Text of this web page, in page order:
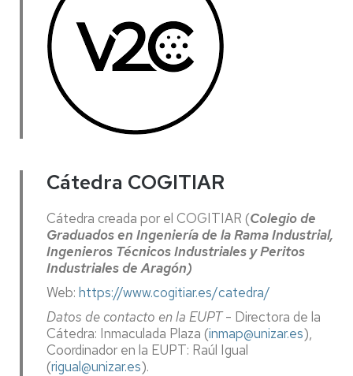
Cátedra COGITIAR
Cátedra creada por el COGITIAR (Colegio de
Graduados en Ingeniería de la Rama Industrial,
Ingenieros Técnicos Industriales y Peritos
Industriales de Aragón)
Web: https://www.cogitiar.es/catedra/
Datos de contacto en la EUPT- Directora de la
Cátedra: Inmaculada Plaza (inmap@unizar.es),
Coordinador en la EUPT: Raúl Igual
(rigual@unizar.es).